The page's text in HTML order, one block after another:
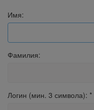
Имя:
Фамилия:
Логин (мин. 3 символа): *